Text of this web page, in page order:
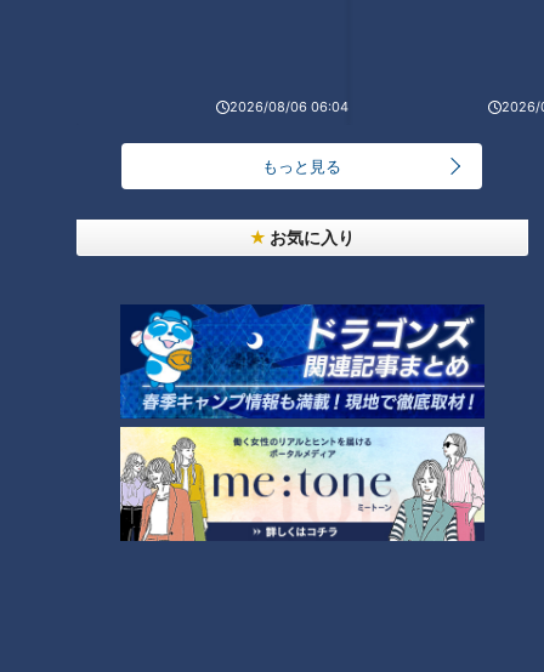
2026/08/06 06:04 2026/
もっと見る
お気に入り
CBCテレビ『チャント！』よしお兄さんのもっと“みえ”推し
この釣り堀の最大の特徴は“多様性生簀”。多様性をうたうだけ
あって、釣りやすい魚が入っているとは限りません。よしお兄
さんが挑戦した日は残念ながら釣れませんでしたが、釣り堀に
はなんとエイが泳いでいました！他にもサメなど、その時々で
獲れた珍しい魚を釣ることができるのが大きな魅力です。